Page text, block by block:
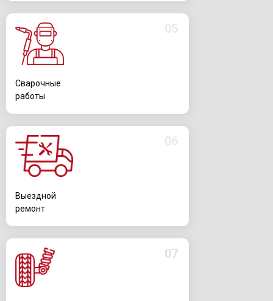
Выездной
ремонт
Сварочные
работы
07